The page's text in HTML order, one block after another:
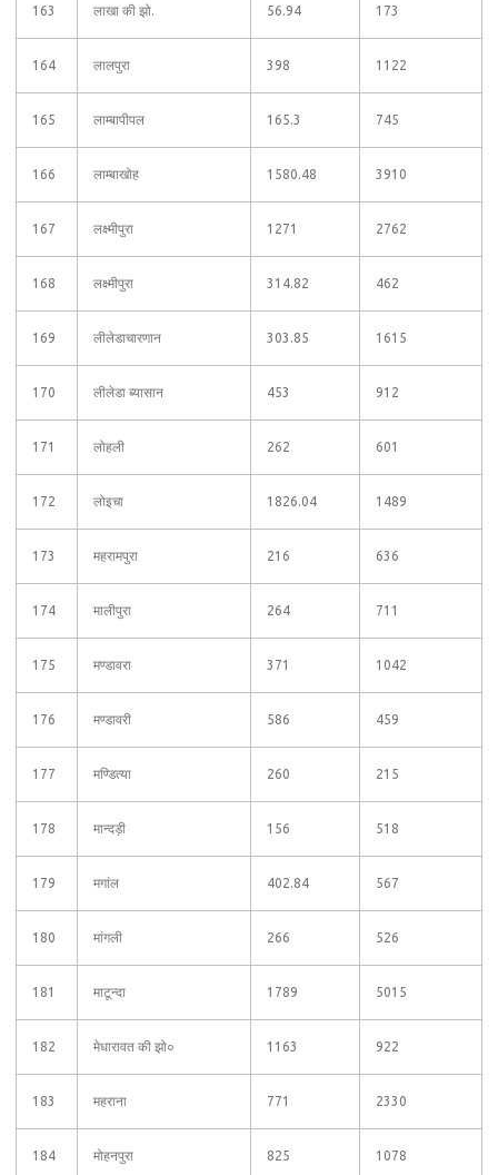
163 लाखा की झो. 56.94 173
164 लालपुरा 398 1122
165 लाम्बापीपल 165.3 745
166 लाम्बाखोह 1580.48 3910
167 लक्ष्मीपुरा 1271 2762
168 लक्ष्मीपुरा 314.82 462
169 लीलेडाचारणान 303.85 1615
170 लीलेडा ब्यासान 453 912
171 लोहली 262 601
172 लोइचा 1826.04 1489
173 महरामपुरा 216 636
174 मालीपुरा 264 711
175 मण्डावरा 371 1042
176 मण्डावरी 586 459
177 मण्डित्या 260 215
178 मान्दड़ी 156 518
179 मगांल 402.84 567
180 मांगली 266 526
181 माटून्दा 1789 5015
182 मेधारावत की झो० 1163 922
183 महराना 771 2330
184 मोहनपुरा 825 1078